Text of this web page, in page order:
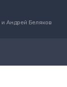
и Андрей Беляков